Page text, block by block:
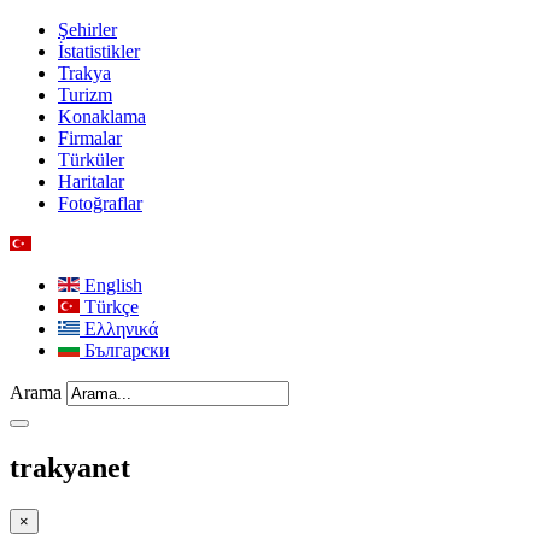
Şehirler
İstatistikler
Trakya
Turizm
Konaklama
Firmalar
Türküler
Haritalar
Fotoğraflar
English
Türkçe
Ελληνικά
Български
Arama
trakyanet
×